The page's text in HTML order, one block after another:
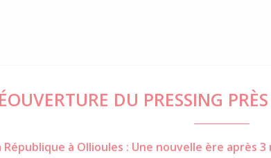
DU PRESSING
à Ollioules : Une nouvelle ère après